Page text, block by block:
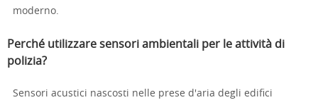
moderno.
Perché utilizzare sensori ambientali per le attività di
polizia?
Sensori acustici nascosti nelle prese d'aria degli edifici